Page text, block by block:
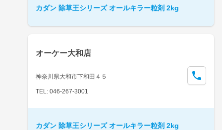
カダン 除草王シリーズ オールキラー粒剤 2kg
オーケー大和店
神奈川県大和市下和田４５
TEL: 046-267-3001
カダン 除草王シリーズ オールキラー粒剤 2kg